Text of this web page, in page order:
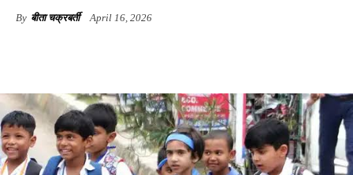
By बीता चक्रबर्ती April 16, 2026